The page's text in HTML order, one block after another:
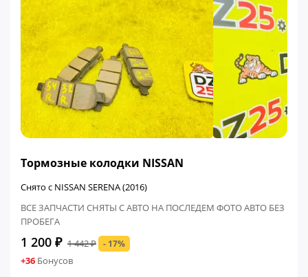
Тормозные колодки NISSAN
Снято с NISSAN SERENA (2016)
ВСЕ ЗАПЧАСТИ СНЯТЫ С АВТО НА ПОСЛЕДЕМ ФОТО АВТО БЕЗ
ПРОБЕГА
1 200 ₽ 1 442 ₽ - 17%
+36 Бонусов